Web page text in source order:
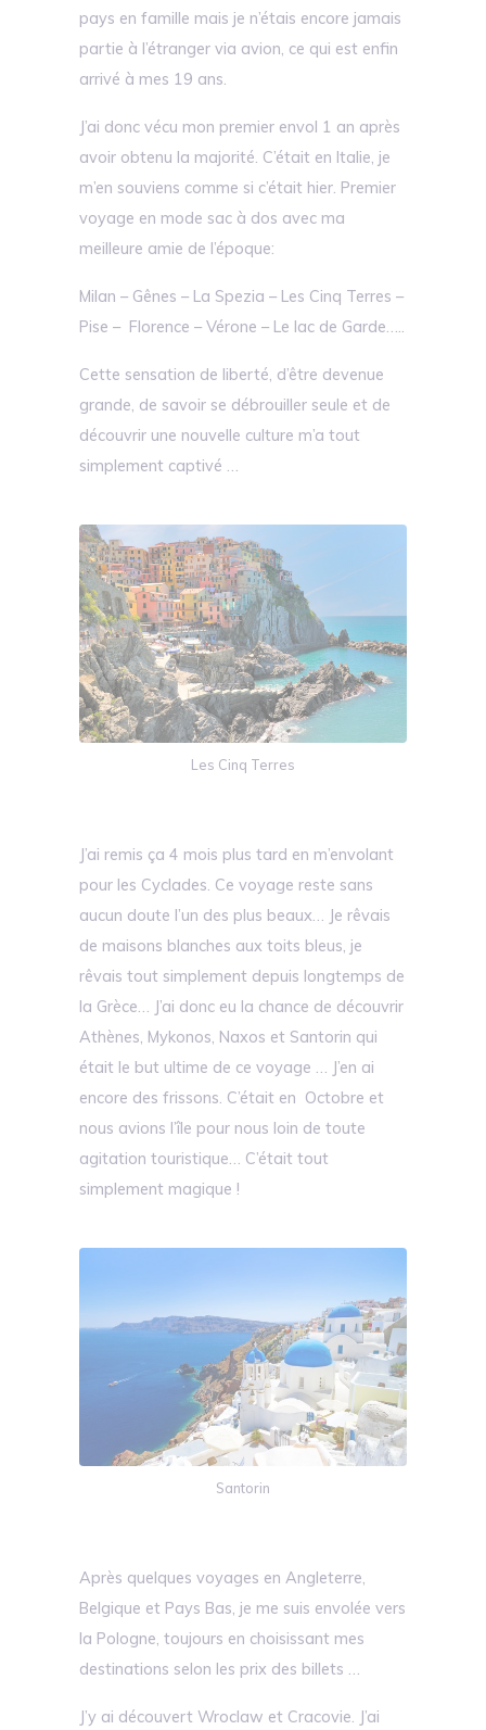
pays en famille mais je n’étais encore jamais
partie à l’étranger via avion, ce qui est enfin
arrivé à mes 19 ans.
J’ai donc vécu mon premier envol 1 an après
avoir obtenu la majorité. C’était en Italie, je
m’en souviens comme si c’était hier. Premier
voyage en mode sac à dos avec ma
meilleure amie de l’époque:
Milan – Gênes – La Spezia – Les Cinq Terres –
Pise – Florence – Vérone – Le lac de Garde…..
Cette sensation de liberté, d’être devenue
grande, de savoir se débrouiller seule et de
découvrir une nouvelle culture m’a tout
simplement captivé …
Les Cinq Terres
J’ai remis ça 4 mois plus tard en m’envolant
pour les Cyclades. Ce voyage reste sans
aucun doute l’un des plus beaux… Je rêvais
de maisons blanches aux toits bleus, je
rêvais tout simplement depuis longtemps de
la Grèce… J’ai donc eu la chance de découvrir
Athènes, Mykonos, Naxos et Santorin qui
était le but ultime de ce voyage … J’en ai
encore des frissons. C’était en Octobre et
nous avions l’île pour nous loin de toute
agitation touristique… C’était tout
simplement magique !
Santorin
Après quelques voyages en Angleterre,
Belgique et Pays Bas, je me suis envolée vers
la Pologne, toujours en choisissant mes
destinations selon les prix des billets …
J’y ai découvert Wroclaw et Cracovie. J’ai